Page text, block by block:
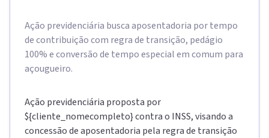
Ação previdenciária busca aposentadoria por tempo
de contribuição com regra de transição, pedágio
100% e conversão de tempo especial em comum para
açougueiro.
Ação previdenciária proposta por
${cliente_nomecompleto} contra o INSS, visando a
concessão de aposentadoria pela regra de transição